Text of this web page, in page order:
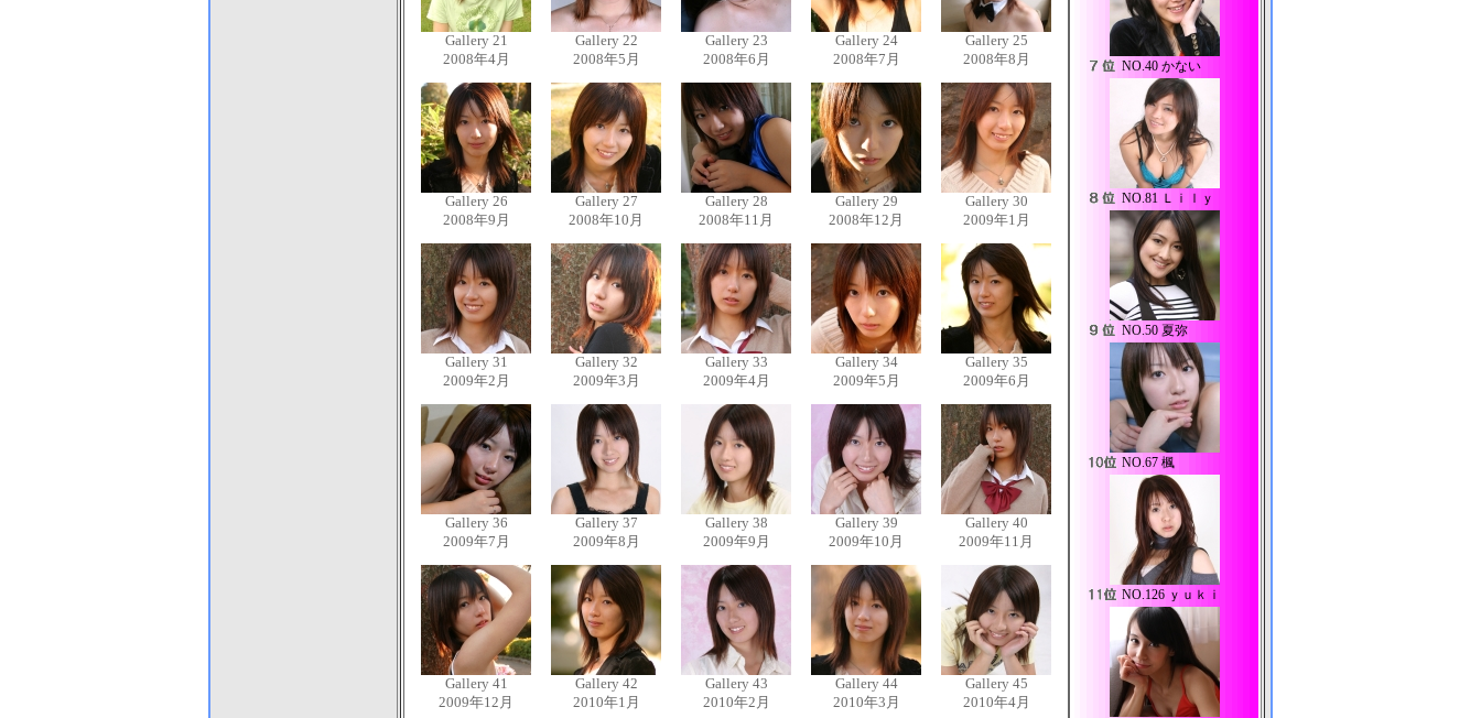
Gallery 21
2008年4月
Gallery 22
2008年5月
Gallery 23
2008年6月
Gallery 24
2008年7月
Gallery 25
2008年8月
Gallery 26
2008年9月
Gallery 27
2008年10月
Gallery 28
2008年11月
Gallery 29
2008年12月
Gallery 30
2009年1月
Gallery 31
2009年2月
Gallery 32
2009年3月
Gallery 33
2009年4月
Gallery 34
2009年5月
Gallery 35
2009年6月
Gallery 36
2009年7月
Gallery 37
2009年8月
Gallery 38
2009年9月
Gallery 39
2009年10月
Gallery 40
2009年11月
Gallery 41
2009年12月
Gallery 42
2010年1月
Gallery 43
2010年2月
Gallery 44
2010年3月
Gallery 45
2010年4月
NO.40 かない
NO.81 Ｌｉｌｙ
NO.50 夏弥
NO.67 楓
NO.126 ｙｕｋｉ